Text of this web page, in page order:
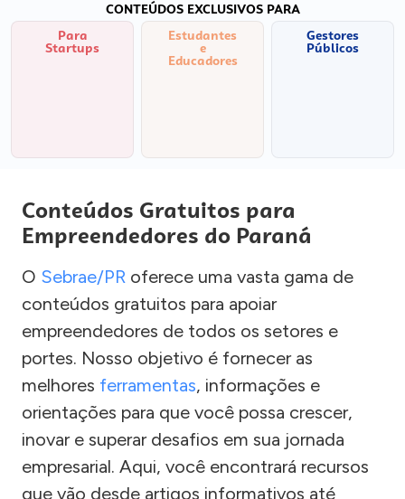
CONTEÚDOS EXCLUSIVOS PARA
Para
Startups
Estudantes
e
Educadores
Gestores
Públicos
Conteúdos Gratuitos para
Empreendedores do Paraná
O Sebrae/PR oferece uma vasta gama de
conteúdos gratuitos para apoiar
empreendedores de todos os setores e
portes. Nosso objetivo é fornecer as
melhores ferramentas, informações e
orientações para que você possa crescer,
inovar e superar desafios em sua jornada
empresarial. Aqui, você encontrará recursos
que vão desde artigos informativos até